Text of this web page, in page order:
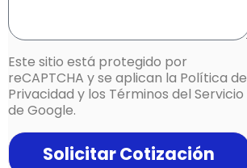
Este sitio está protegido por
reCAPTCHA y se aplican la Política de
Privacidad y los Términos del Servicio
de Google.
Solicitar Cotización